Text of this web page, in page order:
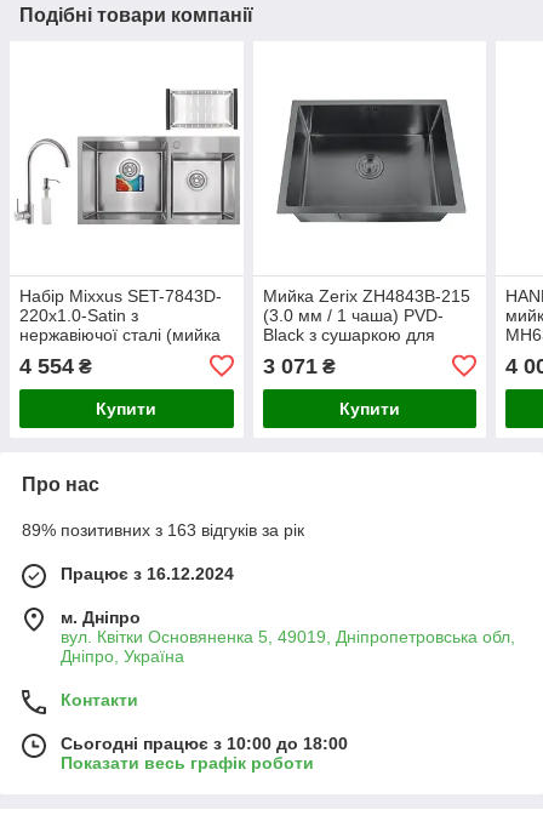
Подібні товари компанії
Набір Mixxus SET-7843D-
220x1.0-Satin з
нержавіючої сталі (мийка
прямокутна врізна, 2 чаші,
матова поверхня
4 554 ₴
Купити
Мийка Zerix ZH4843B-215
(3.0 мм / 1 чаша) PVD-
Black з сушаркою для
прямокутна, з нержавіючої
сталі SUS 304
3 071₴
Купити
4
Про нас
89% позитивних з 163 відгуків за рік
Працює з 16.12.2024
м. Дніпро
вул. Квітки Основяненка 5, 49019, Дніпропетровська обл,
Дніпро, Україна
Контакти
Сьогодні працює з 10:00 до 18:00
Показати весь графік роботи